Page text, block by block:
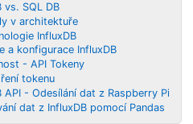
vs. SQL DB
v architektuře
InfluxDB
a konfigurace InfluxDB
- API Tokeny
tokenu
API - Odesílání dat z Raspberry Pi
dat z InfluxDB pomocí Pandas